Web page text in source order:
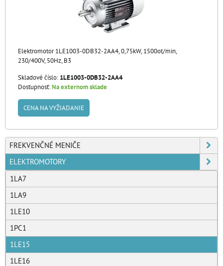
Elektromotor 1LE1003-0DB32-2AA4, 0,75kW, 1500ot/min,
230/400V, 50Hz, B3
Skladové číslo: 1LE1003-0DB32-2AA4
Dostupnosť:Na externom sklade
CENA NA VYŽIADANIE
FREKVENČNÉ MENIČE
ELEKTROMOTORY
1LA7
1LA9
1LE10
1PC1
1LE15
1LE16